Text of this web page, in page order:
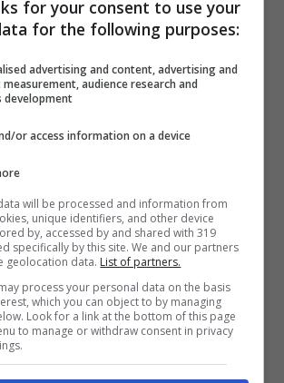
pensato che Weah
il miglior sostituto
Juan Cuadrado
in poi, ha preso corpo.
era ovviamente
da altri club, ma Badou
che il giocatore ha voluto
la Juventus.
voluto solo la
Atletico e
for your consent to use your
for the following purposes:
advertising and content, advertising and
audience research and
development
or access information on a device
will be processed and information from
unique identifiers, and other device
by, accessed by and shared with 319
specifically by this site. We and our partners
geolocation data. List of partners.
process your personal data on the basis
which you can object to by managing
Look for a link at the bottom of this page
to manage or withdraw consent in privacy